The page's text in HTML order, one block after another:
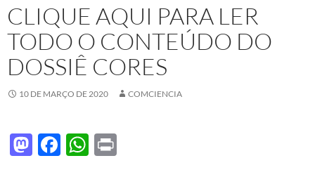
CLIQUE AQUI PARA LER
TODO O CONTEÚDO DO
DOSSIÊ CORES
10 DE MARÇO DE 2020 COMCIENCIA
M F
W